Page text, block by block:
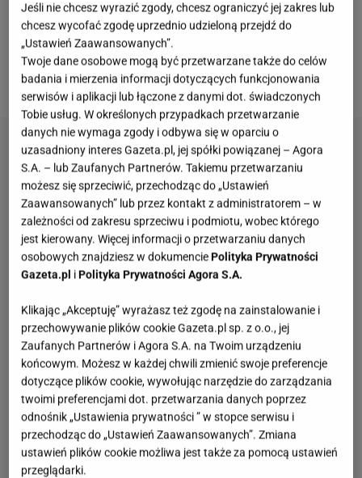
naprawdę jednym z najpopularniejszych, jeśli chodzi
o buty na wiosnę i lato. Nic dziwnego bo my je
uwielbiamy i mamy nadzieję, że tobie również
przypadną do gustu. Sprawdź nasze propozycje!
Jeśli nie chcesz wyrazić zgody, chcesz ograniczyć jej zakres lub
chcesz wycofać zgodę uprzednio udzieloną przejdź do
„Ustawień Zaawansowanych”.
Twoje dane osobowe mogą być przetwarzane także do celów
badania i mierzenia informacji dotyczących funkcjonowania
serwisów i aplikacji lub łączone z danymi dot. świadczonych
Tobie usług. W określonych przypadkach przetwarzanie
danych nie wymaga zgody i odbywa się w oparciu o
uzasadniony interes Gazeta.pl, jej spółki powiązanej – Agora
S.A. – lub Zaufanych Partnerów. Takiemu przetwarzaniu
możesz się sprzeciwić, przechodząc do „Ustawień
Zaawansowanych” lub przez kontakt z administratorem – w
zależności od zakresu sprzeciwu i podmiotu, wobec którego
jest kierowany. Więcej informacji o przetwarzaniu danych
osobowych znajdziesz w dokumencie Polityka Prywatności
Gazeta.pl i Polityka Prywatności Agora S.A.
Klikając „Akceptuję” wyrażasz też zgodę na zainstalowanie i
przechowywanie plików cookie Gazeta.pl sp. z o.o., jej
Zaufanych Partnerów i Agora S.A. na Twoim urządzeniu
końcowym. Możesz w każdej chwili zmienić swoje preferencje
dotyczące plików cookie, wywołując narzędzie do zarządzania
twoimi preferencjami dot. przetwarzania danych poprzez
odnośnik „Ustawienia prywatności ” w stopce serwisu i
przechodząc do „Ustawień Zaawansowanych”. Zmiana
ustawień plików cookie możliwa jest także za pomocą ustawień
przeglądarki.